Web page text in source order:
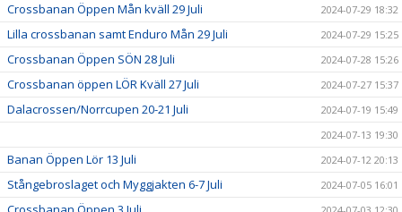
Crossbanan Öppen Mån kväll 29 Juli 2024-07-29 18:32
Lilla crossbanan samt Enduro Mån 29 Juli 2024-07-29 15:25
Crossbanan Öppen SÖN 28 Juli 2024-07-28 15:26
Crossbanan öppen LÖR Kväll 27 Juli 2024-07-27 15:37
Dalacrossen/Norrcupen 20-21 Juli
2024-07-19 15:49
2024-07-13 19:30
Banan Öppen Lör 13 Juli 2024-07-12 20:13
Stångebroslaget och Myggjakten 6-7 Juli 2024-07-05 16:01